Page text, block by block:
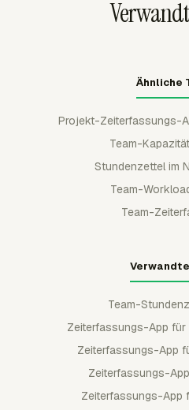
Entgeltperiode dieselbe
Ähnliche
Projekt-Zeiterfassungs-
Team-
Stundenzettel im
Team-
Team-
Team-
Zeiterfassungs-App
Zeiterfassungs-App
Zeiterfassungs-
Zeiterfassungs-App